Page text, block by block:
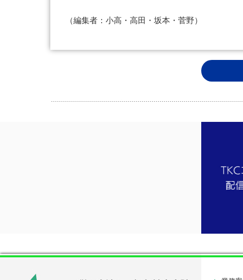
（編集者：小高・高田・坂本・菅野）